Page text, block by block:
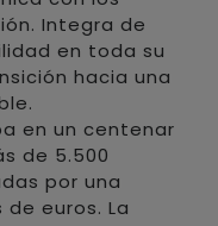
Integra de
en toda su
hacia una
en un centenar
de 5.500
por una
euros. La